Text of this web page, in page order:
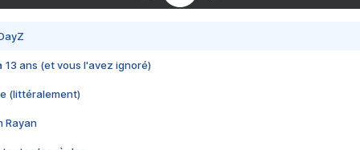
13 ans (et vous l'avez ignoré)
(littéralement)
Rayan